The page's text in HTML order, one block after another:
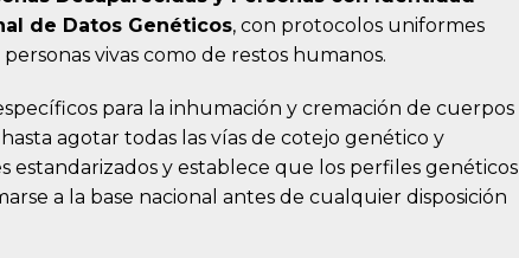
de Datos Genéticos, con protocolos uniformes
vivas como de restos humanos.
para la inhumación y cremación de cuerpos
agotar todas las vías de cotejo genético y
estandarizados y establece que los perfiles genéticos
a la base nacional antes de cualquier disposición